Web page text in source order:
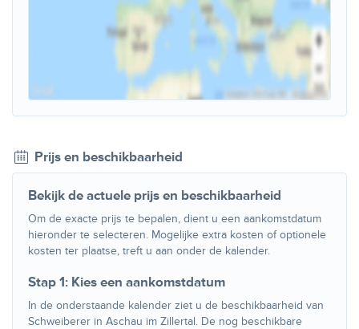
Prijs en beschikbaarheid
Bekijk de actuele prijs en beschikbaarheid
Om de exacte prijs te bepalen, dient u een aankomstdatum
hieronder te selecteren. Mogelijke extra kosten of optionele
kosten ter plaatse, treft u aan onder de kalender.
Stap 1: Kies een aankomstdatum
In de onderstaande kalender ziet u de beschikbaarheid van
Schweiberer in Aschau im Zillertal. De nog beschikbare